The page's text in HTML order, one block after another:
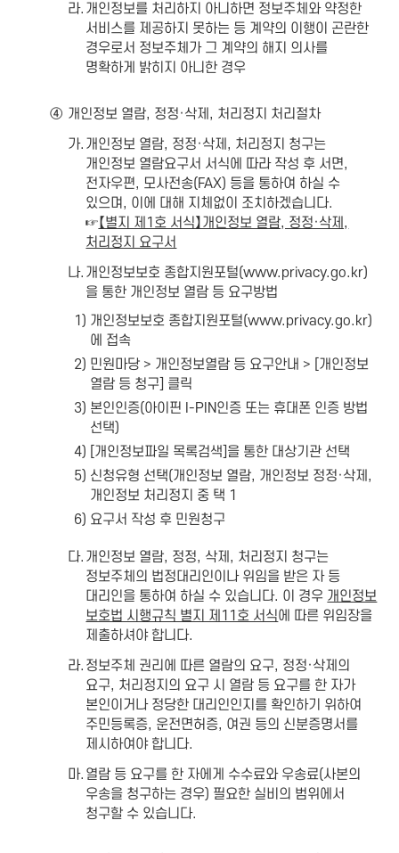
라. 개인정보를 처리하지 아니하면 정보주체와 약정한
서비스를 제공하지 못하는 등 계약의 이행이 곤란한
경우로서 정보주체가 그 계약의 해지 의사를
명확하게 밝히지 아니한 경우
④ 개인정보 열람, 정정·삭제, 처리정지 처리절차
가. 개인정보 열람, 정정·삭제, 처리정지 청구는
개인정보 열람요구서 서식에 따라 작성 후 서면,
전자우편, 모사전송(FAX) 등을 통하여 하실 수
있으며, 이에 대해 지체없이 조치하겠습니다.
☞ 【별지 제1호 서식】개인정보 열람, 정정·삭제,
처리정지 요구서
나. 개인정보보호 종합지원포털(www.privacy.go.kr)
을 통한 개인정보 열람 등 요구방법
1) 개인정보보호 종합지원포털(www.privacy.go.kr)
에 접속
2) 민원마당 > 개인정보열람 등 요구안내 > [개인정보
열람 등 청구] 클릭
3) 본인인증(아이핀 I-PIN인증 또는 휴대폰 인증 방법
선택)
4)
[개인정보파일 목록검색]을 통한 대상기관 선택
5) 신청유형 선택(개인정보 열람, 개인정보 정정·삭제,
개인정보 처리정지 중 택 1
6) 요구서 작성 후 민원청구
다. 개인정보 열람, 정정, 삭제, 처리정지 청구는
정보주체의 법정대리인이나 위임을 받은 자 등
대리인을 통하여 하실 수 있습니다. 이 경우 개인정보
보호법 시행규칙 별지 제11호 서식에 따른 위임장을
제출하셔야 합니다.
라. 정보주체 권리에 따른 열람의 요구, 정정·삭제의
요구, 처리정지의 요구 시 열람 등 요구를 한 자가
본인이거나 정당한 대리인인지를 확인하기 위하여
주민등록증, 운전면허증, 여권 등의 신분증명서를
제시하여야 합니다.
마. 열람 등 요구를 한 자에게 수수료와 우송료(사본의
우송을 청구하는 경우) 필요한 실비의 범위에서
청구할 수 있습니다.